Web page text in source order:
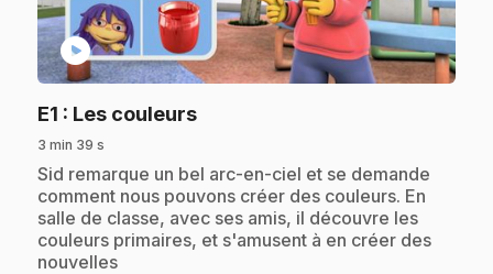
play_circle
E1 : Les couleurs.
3 min 39 s
.Sid remarque un bel arc-en-ciel et se demande
comment nous pouvons créer des couleurs. En
salle de classe, avec ses amis, il découvre les
couleurs primaires, et s'amusent à en créer des
nouvelles